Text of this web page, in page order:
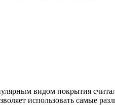
видом покрытия
использовать самые